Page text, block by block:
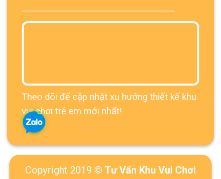
Theo dõi để cập nhật xu hướng thiết kế khu
vui chơi trẻ em mới nhất!
Copyright 2019 © Tư Vấn Khu Vui Chơi